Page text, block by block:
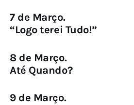
7 de Março.
“Logo terei Tudo!”
8 de Março.
Até Quando?
9 de Março.